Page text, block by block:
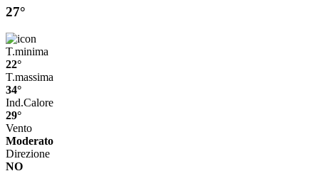
27°
T.minima
22°
T.massima
34°
Ind.Calore
29°
Vento
Moderato
Direzione
NO